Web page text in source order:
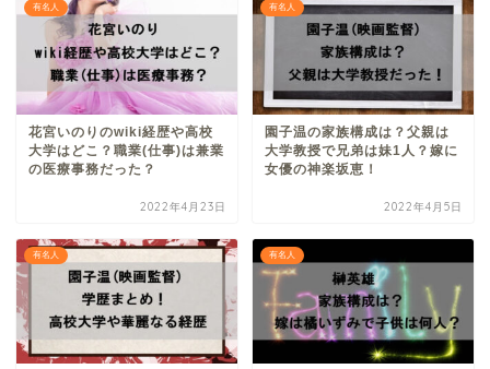
有名人
花宮いのりのwiki経歴や高校
大学はどこ？職業(仕事)は兼業
の医療事務だった？
2022年4月23日
有名人
園子温の家族構成は？父親は
大学教授で兄弟は妹1人？嫁に
女優の神楽坂恵！
2022年4月5日
有名人 有名人